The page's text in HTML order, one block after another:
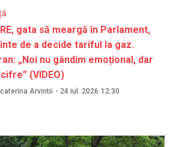
gata să meargă în Parlament,
de a decide tariful la gaz.
„Noi nu gândim emoțional, dar
(VIDEO)
Arvintii - 24 iul. 2026 12:30